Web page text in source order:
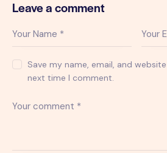
Leave a comment
Save my name, email, and
next time I comment.